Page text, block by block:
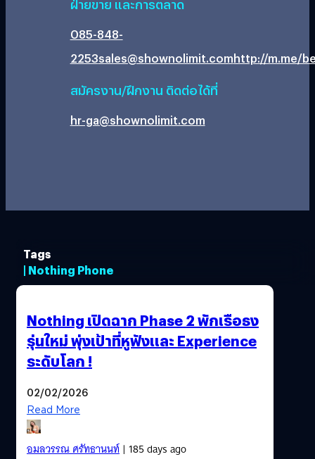
ฝ่ายขาย และการตลาด
085-848-
2253sales@shownolimit.comhttp://m.me/
สมัครงาน/ฝึกงาน ติดต่อได้ที่
hr-ga@shownolimit.com
Tags
| Nothing Phone
Nothing เปิดฉาก Phase 2 พักเรือธง
รุ่นใหม่ พุ่งเป้าที่หูฟังและ Experience
ระดับโลก !
02/02/2026
Read More
อมลวรรณ ศรัทธานนท์| 185 days ago